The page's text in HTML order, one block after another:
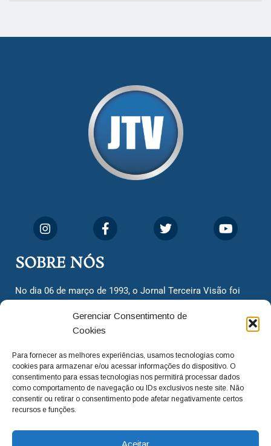
Gerenciar Consentimento de
Cookies
Para fornecer as melhores experiências, usamos tecnologias como
cookies para armazenar e/ou acessar informações do dispositivo. O
consentimento para essas tecnologias nos permitirá processar dados
como comportamento de navegação ou IDs exclusivos neste site. Não
consentir ou retirar o consentimento pode afetar negativamente certos
recursos e funções.
Aceitar
SOBRE NÓS
No dia 06 de março de 1993, o Jornal Terceira Visão foi
cidadãos valinhenses, já que naquela época só existiam
dois jornais. Há mais de 30 anos, o jornal continua
com o foco de trazer as melhores notícias. Nunca
deixamos de lado as necessidades do cidadão, sempre
questionando os órgãos públicos em busca de melhorias
para a cidade e sempre cobrando resoluções para casos